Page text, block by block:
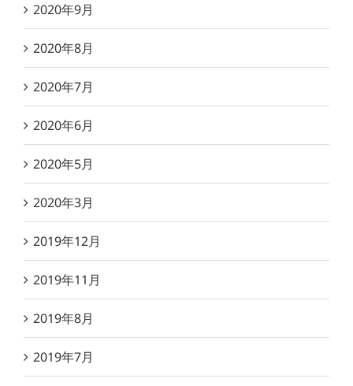
2020年9月
2020年8月
2020年7月
2020年6月
2020年5月
2020年3月
2019年12月
2019年11月
2019年8月
2019年7月